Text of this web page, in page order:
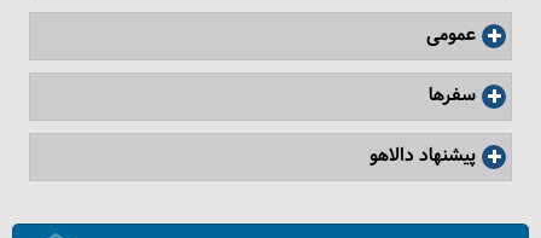
عمومی
سفرها
پیشنهاد دالاهو